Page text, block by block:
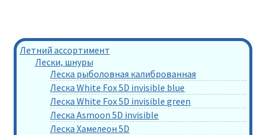
Летний ассортимент
Лески, шнуры
Леска рыболовная калиброванная
Леска White Fox 5D invisible blue
Леска White Fox 5D invisible green
Леска Asmoon 5D invisible
Леска Хамелеон 5D